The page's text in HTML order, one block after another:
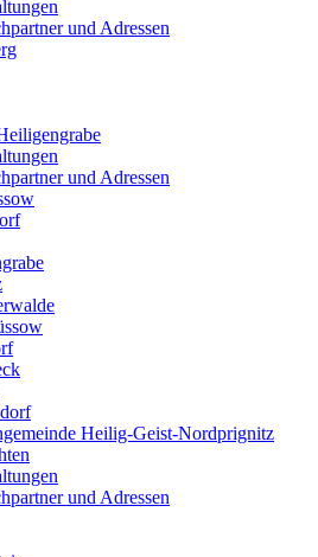
und Adressen
und Adressen
Heilig-Geist-Nordprignitz
und Adressen